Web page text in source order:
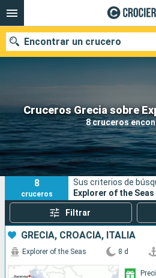
Cruceros Grecia sobre
8 cruceros
Encontrar un crucero
Nuestros destinos
Fecha de salida
Puertos
8
cruceros
Sus criterios de
Explorer of the Seas
Filtrar
GRECIA, CROACIA, ITALIA
Explorer of the Seas 8 d